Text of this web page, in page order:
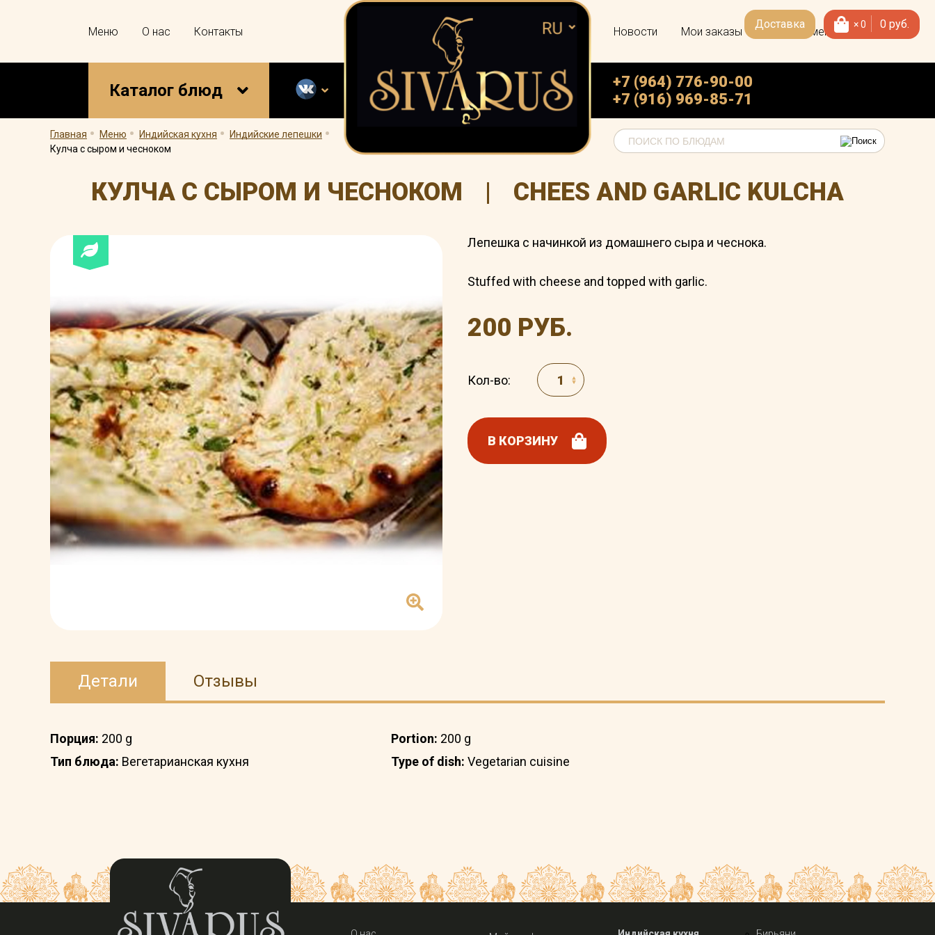
Доставка ×0 0 руб.
Меню О нас Контакты Новости Мои заказы Скачать меню
Каталог блюд
+7 (964) 776-90-00
+7 (916) 969-85-71
Главная. Меню. Индийская кухня. Индийские лепешки.
Кулча с сыром и чесноком
КУЛЧА С СЫРОМ И ЧЕСНОКОМ | CHEES AND GARLIC KULCHA
Лепешка с начинкой из домашнего сыра и чеснока.
Stuffed with cheese and topped with garlic.
200 РУБ.
Кол-во:
В КОРЗИНУ
Детали Отзывы
Порция: 200 g
Тип блюда: Вегетарианская кухня
Portion: 200 g
Type of dish: Vegetarian cuisine